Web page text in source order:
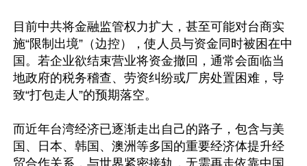
目前中共将金融监管权力扩大，甚至可能对台商实
施“限制出境”（边控），使人员与资金同时被困在中
国。若企业欲结束营业将资金撤回，通常会面临当
地政府的税务稽查、劳资纠纷或厂房处置困难，导
致“打包走人”的预期落空。
而近年台湾经济已逐渐走出自己的路子，包含与美
国、日本、韩国、澳洲等多国的重要经济体提升经
贸合作关系，与世界紧密接轨，无需再走依靠中国